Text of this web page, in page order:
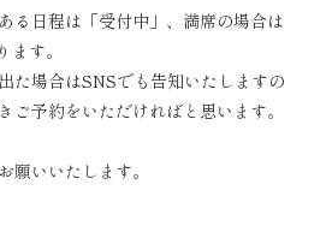
る日程は「受付中」、満席の場合は
す。
た場合はSNSでも告知いたしますの
ご予約をいただければと思います。
願いいたします。